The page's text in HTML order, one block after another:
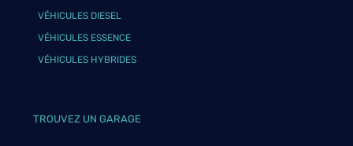
VÉHICULES DIESEL
VÉHICULES ESSENCE
VÉHICULES HYBRIDES
TROUVEZ UN GARAGE